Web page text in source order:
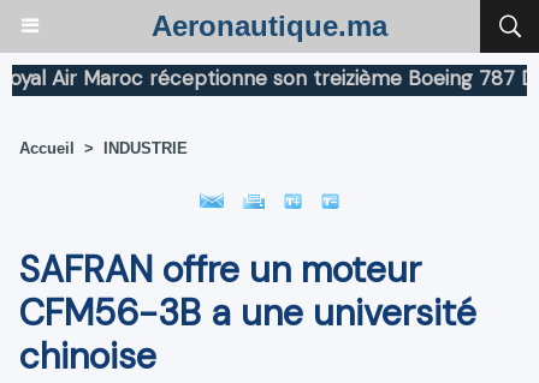
Aeronautique.ma
Air Maroc réceptionne son treizième Boeing 787
Accueil > INDUSTRIE
SAFRAN offre un moteur
CFM56-3B a une université
chinoise